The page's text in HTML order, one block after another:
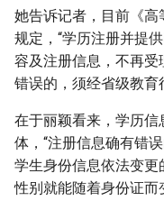
她告诉记者，目前《高
规定，“学历注册并提
容及注册信息，不再
错误的，须经省级教育
在于丽颖看来，学历
体，“注册信息确有错
学生身份信息依法变更
性别就能随着身份证而